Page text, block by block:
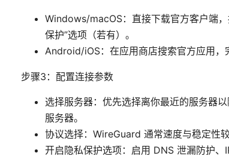
Windows/macOS：直接下载官方客户端
保护”选项（若有）。
Android/iOS：在应用商店搜索官方应用，
步骤3：配置连接参数
选择服务器：优先选择离你最近的服务器
服务器。
协议选择：WireGuard 通常速度与稳定性
开启隐私保护选项：启用 DNS 泄漏防护、